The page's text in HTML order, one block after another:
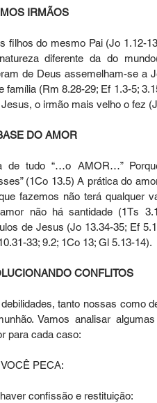
IRMÃOS
filhos do mesmo Pai (Jo 1.12-
diferente da do
de Deus assemelham-se a
família (Rm 8.28-29; Ef 1.3-5;
o irmão mais velho o fez
DO AMOR
de tudo “…o AMOR…”
(1Co 13.5) A prática do
fazemos não terá qualquer
não há santidade (1Ts
de Jesus (Jo 13.34-35; Ef
33; 9.2; 1Co 13; Gl 5.13-14).
CONFLITOS
debilidades, tanto nossas como
Vamos analisar
para cada caso:
PECA:
confissão e restituição: